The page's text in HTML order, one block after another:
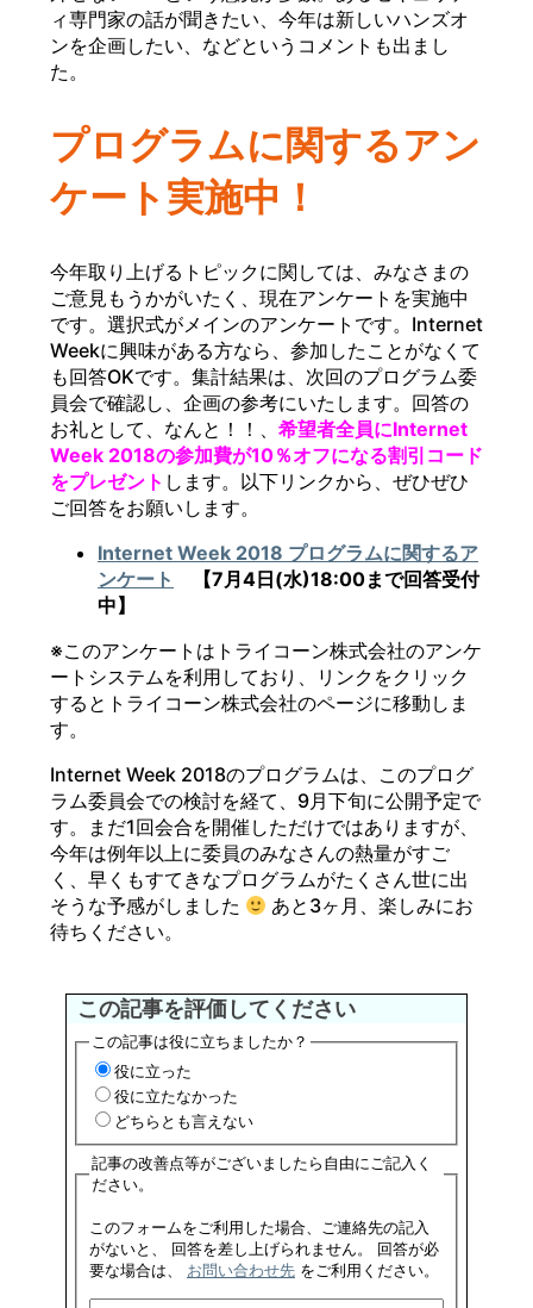
ィ専門家の話が聞きたい、今年は新しいハンズオ
ンを企画したい、などというコメントも出まし
た。
プログラムに関するアン
ケート実施中！
今年取り上げるトピックに関しては、みなさまの
ご意見もうかがいたく、現在アンケートを実施中
です。選択式がメインのアンケートです。Internet
Weekに興味がある方なら、参加したことがなくて
も回答OKです。集計結果は、次回のプログラム委
員会で確認し、企画の参考にいたします。回答の
お礼として、なんと！！、 希望者全員にInternet
Week 2018の参加費が10％オフになる割引コード
をプレゼント します。以下リンクから、ぜひぜひ
ご回答をお願いします。
Internet Week 2018 プログラムに関するア
ンケート
【7月4日(水)18:00まで回答受付
中】
※このアンケートはトライコーン株式会社のアンケ
ートシステムを利用しており、リンクをクリック
するとトライコーン株式会社のページに移動しま
す。
Internet Week 2018のプログラムは、このプログ
ラム委員会での検討を経て、9月下旬に公開予定で
す。まだ1回会合を開催しただけではありますが、
今年は例年以上に委員のみなさんの熱量がすご
く、早くもすてきなプログラムがたくさん世に出
そうな予感がしました
あと3ヶ月、楽しみにお
待ちください。
この記事を評価してください
この記事は役に立ちましたか？
役に立った
役に立たなかった
どちらとも言えない
記事の改善点等がございましたら自由にご記入く
ださい。
このフォームをご利用した場合、ご連絡先の記入
がないと、 回答を差し上げられません。 回答が必
要な場合は、 お問い合わせ先 をご利用ください。